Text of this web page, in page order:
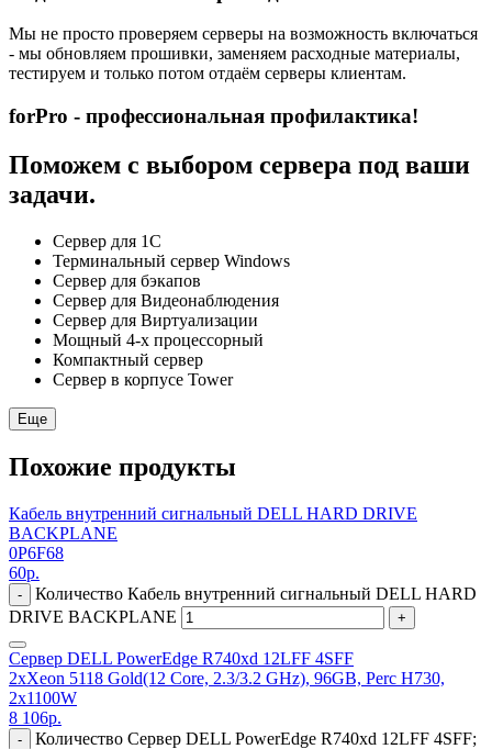
Мы не просто проверяем серверы на возможность включаться
- мы обновляем прошивки, заменяем расходные материалы,
тестируем и только потом отдаём серверы клиентам.
forPro - профессиональная профилактика!
Поможем с выбором сервера под ваши
задачи.
Сервер для 1С
Терминальный сервер Windows
Сервер для бэкапов
Сервер для Видеонаблюдения
Сервер для Виртуализации
Мощный 4-х процессорный
Компактный сервер
Сервер в корпусе Tower
Еще
Похожие продукты
Кабель внутренний сигнальный DELL HARD DRIVE
BACKPLANE
0P6F68
60р.
-
Количество Кабель внутренний сигнальный DELL HARD
DRIVE BACKPLANE
+
Сервер DELL PowerEdge R740xd 12LFF 4SFF
2xXeon 5118 Gold(12 Core, 2.3/3.2 GHz), 96GB, Perc H730,
2x1100W
8 106р.
-
Количество Сервер DELL PowerEdge R740xd 12LFF 4SFF;